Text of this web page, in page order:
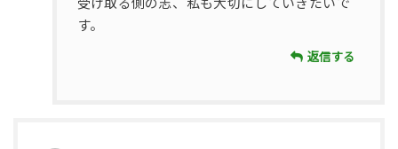
受け取る側の志、私も大切にしていきたいで
す。
返信する